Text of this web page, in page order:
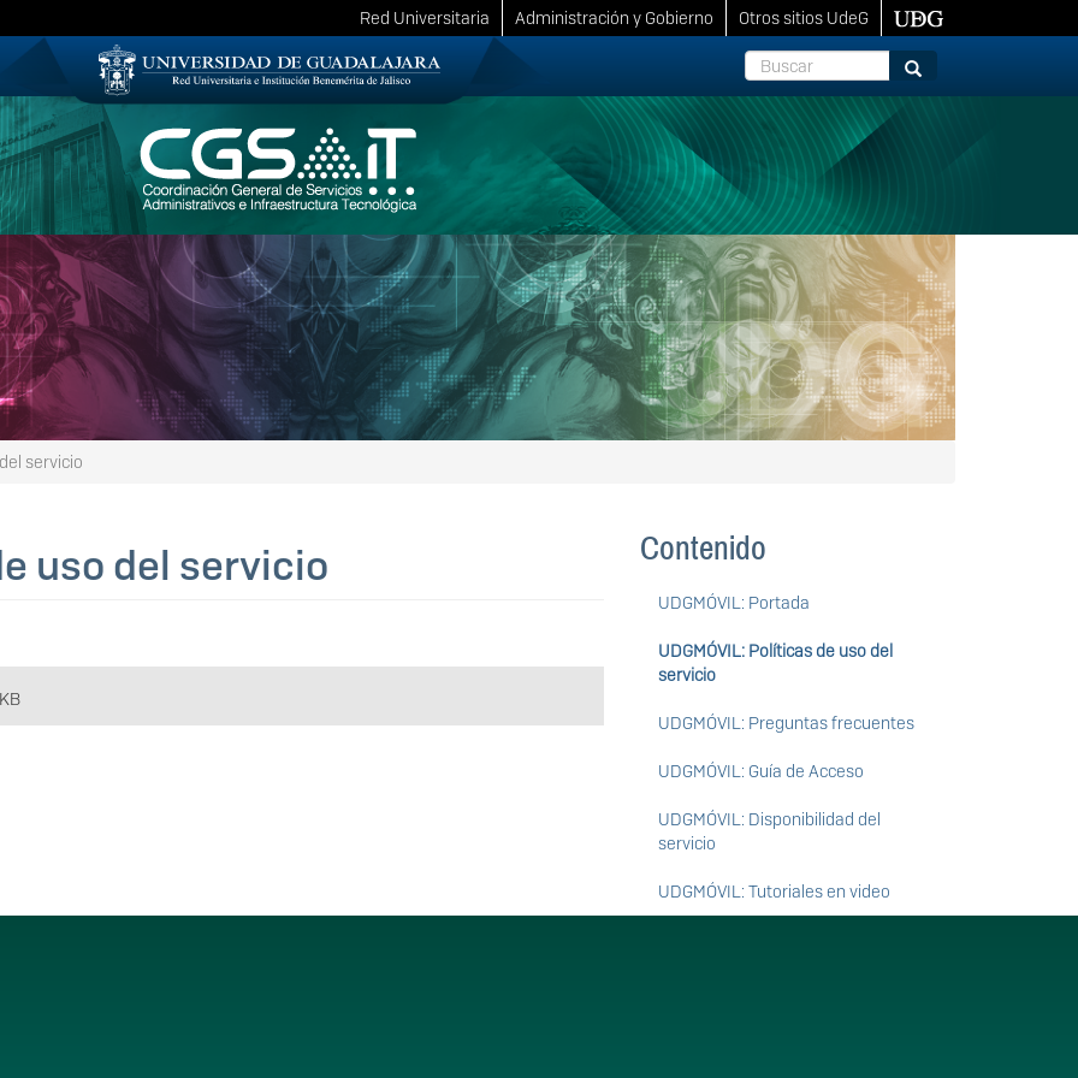
Red Universitaria Administración y Gobierno
Otros sitios UdeG
Buscar
Buscar
servicio
uso del servicio Contenido
UDGMÓVIL: Portada
UDGMÓVIL: Políticas de uso del
servicio
UDGMÓVIL: Preguntas frecuentes
UDGMÓVIL: Guía de Acceso
UDGMÓVIL: Disponibilidad del
servicio
UDGMÓVIL: Tutoriales en video